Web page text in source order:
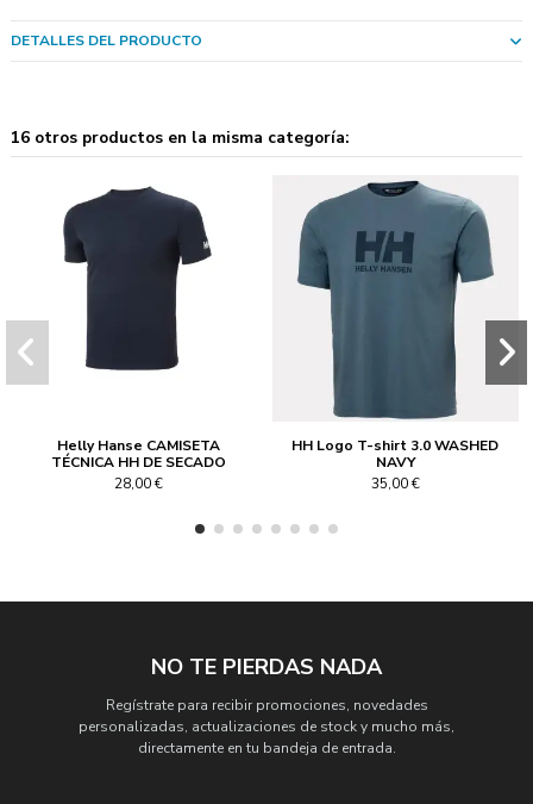
DETALLES DEL PRODUCTO
16 otros productos en la misma categoría:
Helly Hanse CAMISETA
TÉCNICA HH DE SECADO
RÁPIDO PARA HOMBRE de
color Azul Oscuro
28,00 €
HH Logo T-shirt 3.0 WASHED
NAVY
35,00 €
NO TE PIERDAS NADA
Regístrate para recibir promociones, novedades
personalizadas, actualizaciones de stock y mucho más,
directamente en tu bandeja de entrada.